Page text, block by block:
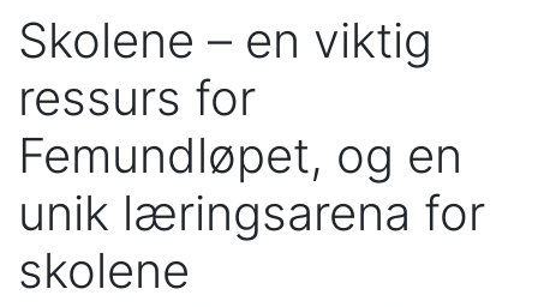
Skolene – en viktig
ressurs for
Femundløpet, og en
unik læringsarena for
skolene